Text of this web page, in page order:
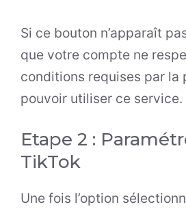
Si ce bouton n’apparaît
que votre compte ne
conditions requises par la
pouvoir utiliser ce service.
Etape 2 :
TikTok
Une fois l’option